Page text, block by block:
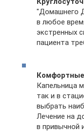
"Домашнего
в любое
экстренных
пациента
Капельница
так и в
выбрать
Лечение на
в привычной